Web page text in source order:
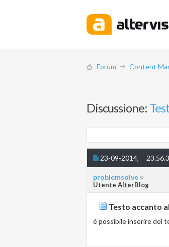
Forum Content
Discussione:
23-09-2014,
problemsolve
Utente AlterBlog
Testo accanto
è possibile inserire del